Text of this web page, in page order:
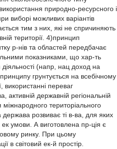
природно-ресурсного і
виборі можливих варіантів
тим з них, які не спричиняють
території. 4)принцип
р-нів та областей передбачає
показниками, що хар-ть
діяльності (напр, нац доход на
грунтується на всебічному
використанні переваг
активній державній регіональній
територіального
розвиває ті в-ва, для яких
умови. А виготовлена пр-ція є
ринку. При цьому
в світовий ек-й простір.